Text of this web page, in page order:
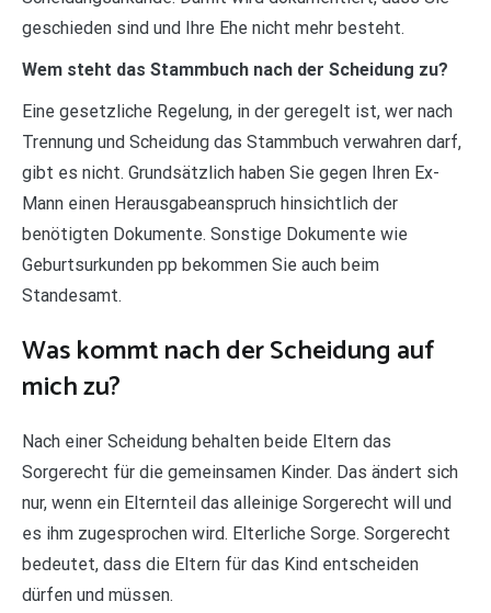
geschieden sind und Ihre Ehe nicht mehr besteht.
Wem steht das Stammbuch nach der Scheidung zu?
Eine gesetzliche Regelung, in der geregelt ist, wer nach
Trennung und Scheidung das Stammbuch verwahren darf,
gibt es nicht. Grundsätzlich haben Sie gegen Ihren Ex-
Mann einen Herausgabeanspruch hinsichtlich der
benötigten Dokumente. Sonstige Dokumente wie
Geburtsurkunden pp bekommen Sie auch beim
Standesamt.
Was kommt nach der Scheidung auf
mich zu?
Nach einer Scheidung behalten beide Eltern das
Sorgerecht für die gemeinsamen Kinder. Das ändert sich
nur, wenn ein Elternteil das alleinige Sorgerecht will und
es ihm zugesprochen wird. Elterliche Sorge. Sorgerecht
bedeutet, dass die Eltern für das Kind entscheiden
dürfen und müssen.